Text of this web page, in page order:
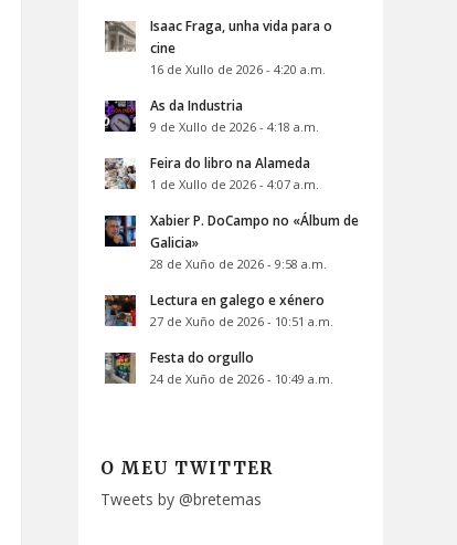
Isaac Fraga, unha vida para o
cine
16 de Xullo de 2026 - 4:20 a.m.
As da Industria
9 de Xullo de 2026 - 4:18 a.m.
Feira do libro na Alameda
1 de Xullo de 2026 - 4:07 a.m.
Xabier P. DoCampo no «Álbum de
Galicia»
28 de Xuño de 2026 - 9:58 a.m.
Lectura en galego e xénero
27 de Xuño de 2026 - 10:51 a.m.
Festa do orgullo
24 de Xuño de 2026 - 10:49 a.m.
O MEU TWITTER
Tweets by @bretemas